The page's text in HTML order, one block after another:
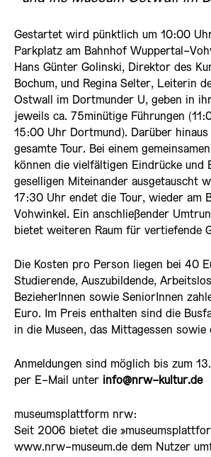
Gestartet wird pünktlich um 10:00
Parkplatz am Bahnhof Wuppertal-
Hans Günter Golinski, Direktor des
Bochum, und Regina Selter, Leiterin
Ostwall im Dortmunder U, geben in
jeweils ca. 75minütige Führungen
15:00 Uhr Dortmund). Darüber
gesamte Tour. Bei einem
können die vielfältigen Eindrücke und
geselligen Miteinander ausgetauscht
17:30 Uhr endet die Tour, wieder am
Vohwinkel. Ein anschließender
bietet weiteren Raum für vertiefende
Die Kosten pro Person liegen bei 40
Studierende, Auszubildende,
BezieherInnen sowie SeniorInnen
Euro. Im Preis enthalten sind die
in die Museen, das Mittagessen sowie
Anmeldungen sind möglich bis zum
per E-Mail unter info@nrw-kultur.de
museumsplattform nrw:
Seit 2006 bietet die
www.nrw-museum.de dem Nutzer